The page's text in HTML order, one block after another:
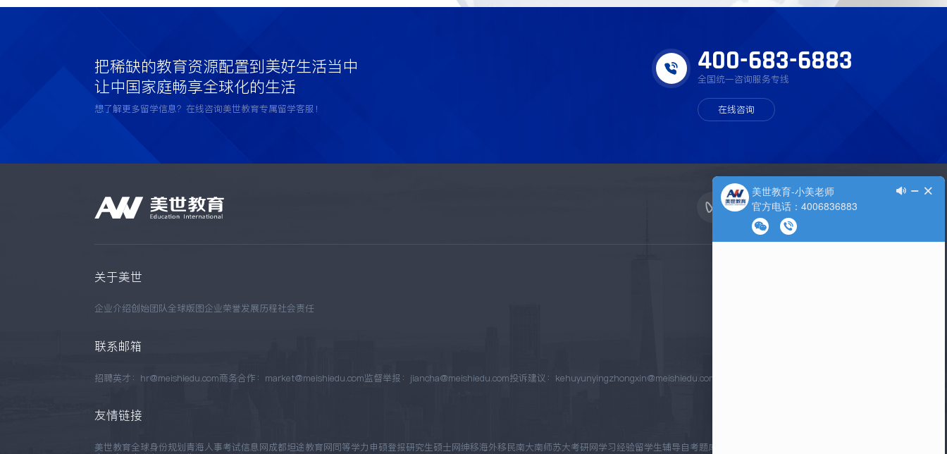
把稀缺的教育资源配置到美好生活当中
让中国家庭畅享全球化的生活
想了解更多留学信息？在线咨询美世教育专属留学客服！
400-683-6883
全国统一咨询服务专线
在线咨询
关于美世
企业介绍创始团队全球版图企业荣誉发展历程社会责任
联系邮箱
招聘英才：hr@meishiedu.com商务合作：market@meishiedu.com监督举报：jiancha@meishiedu.com投诉建议：kehuyunyingzhongxin@meishiedu.com
友情链接
美世教育全球身份规划青海人事考试信息网成都坦途教育网同等学力申硕登报研究生硕士网绅移海外移民南大南师苏大考研网学习经验留学生辅导自考题库